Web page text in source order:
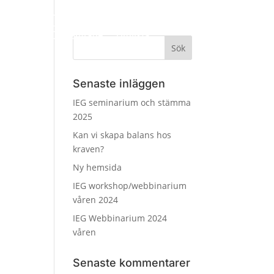
info@ieg.nu
IEG Delsområde Ordlista
Senaste inläggen
IEG seminarium och stämma
2025
Kan vi skapa balans hos
kraven?
Ny hemsida
IEG workshop/webbinarium
våren 2024
IEG Webbinarium 2024
våren
Senaste kommentarer